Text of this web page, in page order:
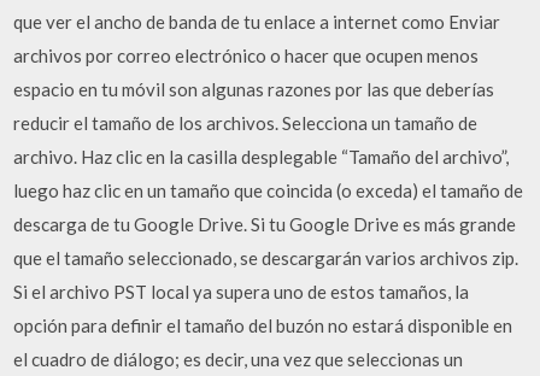
que ver el ancho de banda de tu enlace a internet como Enviar
archivos por correo electrónico o hacer que ocupen menos
espacio en tu móvil son algunas razones por las que deberías
reducir el tamaño de los archivos. Selecciona un tamaño de
archivo. Haz clic en la casilla desplegable “Tamaño del archivo”,
luego haz clic en un tamaño que coincida (o exceda) el tamaño de
descarga de tu Google Drive. Si tu Google Drive es más grande
que el tamaño seleccionado, se descargarán varios archivos zip.
Si el archivo PST local ya supera uno de estos tamaños, la
opción para definir el tamaño del buzón no estará disponible en
el cuadro de diálogo; es decir, una vez que seleccionas un